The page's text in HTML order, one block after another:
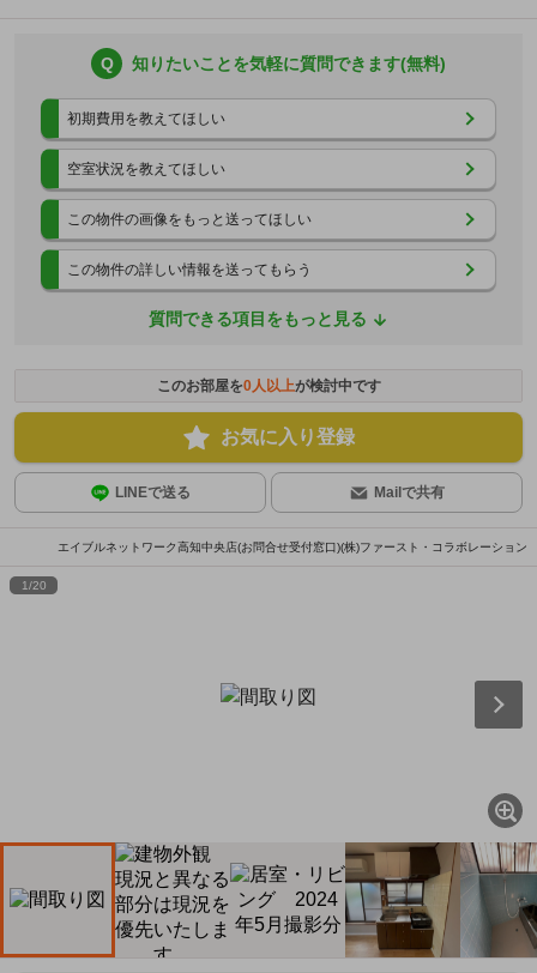
Q 知りたいことを気軽に質問できます(無料)
初期費用を教えてほしい
空室状況を教えてほしい
この物件の画像をもっと送ってほしい
この物件の詳しい情報を送ってもらう
質問できる項目をもっと見る
このお部屋を0人以上が検討中です
お気に入り登録
LINEで送る Mailで共有
エイブルネットワーク高知中央店(お問合せ受付窓口)(株)ファースト・コラボレーション
1/20